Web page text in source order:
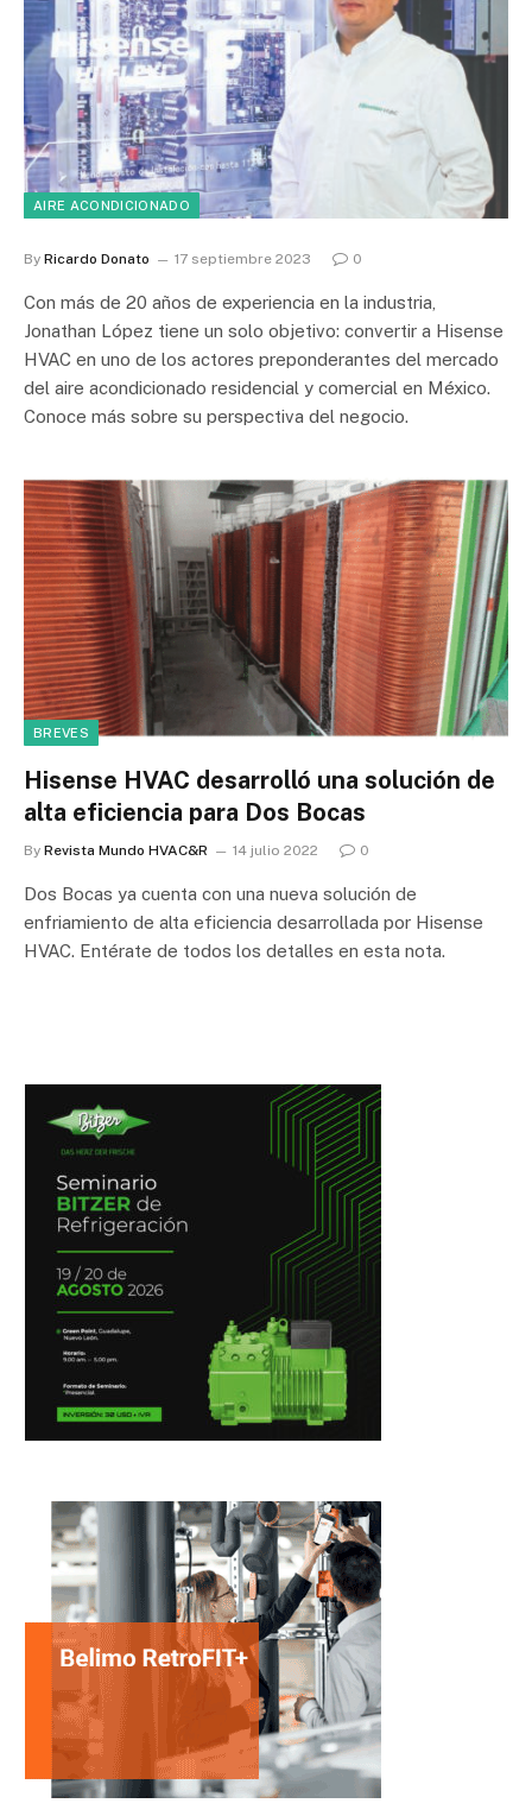
AIRE ACONDICIONADO
By Ricardo Donato 17 septiembre 2023 0
Con más de 20 años de experiencia en la industria,
Jonathan López tiene un solo objetivo: convertir a Hisense
HVAC en uno de los actores preponderantes del mercado
del aire acondicionado residencial y comercial en México.
Conoce más sobre su perspectiva del negocio.
BREVES
Hisense HVAC desarrolló una solución de
alta eficiencia para Dos Bocas
By Revista Mundo HVAC&R 14 julio 2022 0
Dos Bocas ya cuenta con una nueva solución de
enfriamiento de alta eficiencia desarrollada por Hisense
HVAC. Entérate de todos los detalles en esta nota.